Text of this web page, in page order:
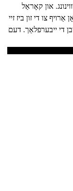
און קאָראַל
צו די זון ביז זיי
די ייבערפלאַך. דעם